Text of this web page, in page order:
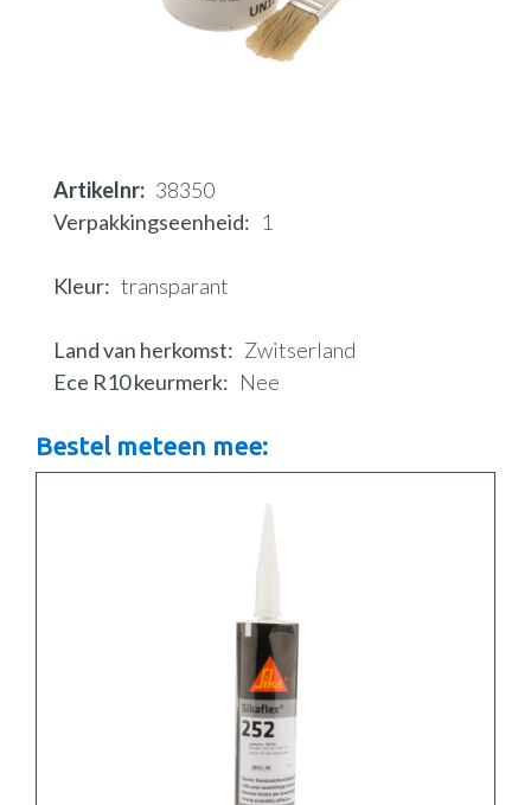
Artikelnr
38350
Verpakkingseenheid
1
Kleur transparant
Land van herkomst
Zwitserland
Ece R10 keurmerk
Nee
Bestel meteen mee: